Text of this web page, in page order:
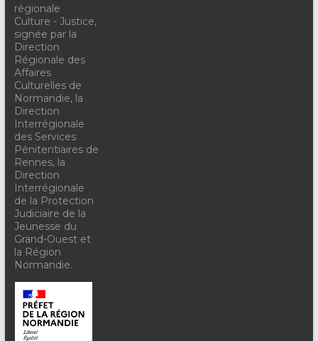
régionale
Culture - Justice,
signée par la
Direction
Régionale des
Affaires
Culturelles de
Normandie, la
Direction
Interrégionale
des Services
Pénitentiaires de
Rennes, la
Direction
Interrégionale
de la Protection
Judiciaire de la
Jeunesse du
Grand-Ouest et
la Région
Normandie.